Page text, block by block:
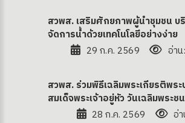
สวพส. เสริมศักยภาพผู้นำชุมชน บ
จัดการน้ำด้วยเทคโนโลยีอย่างง่าย
29 ก.ค. 2569
อ่า
สวพส. ร่วมพิธีเฉลิมพระเกียรติพระ
สมเด็จพระเจ้าอยู่หัว วันเฉลิมพระช
28 ก.ค. 2569
อ่